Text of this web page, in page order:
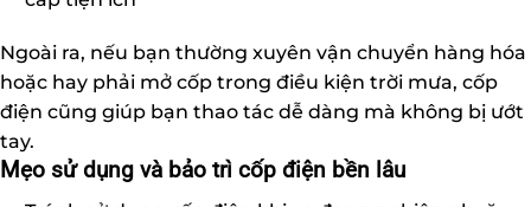
Ngoài ra, nếu bạn thường xuyên vận chuyển hàng hóa
hoặc hay phải mở cốp trong điều kiện trời mưa, cốp
điện cũng giúp bạn thao tác dễ dàng mà không bị ướt
tay.
Mẹo sử dụng và bảo trì cốp điện bền lâu